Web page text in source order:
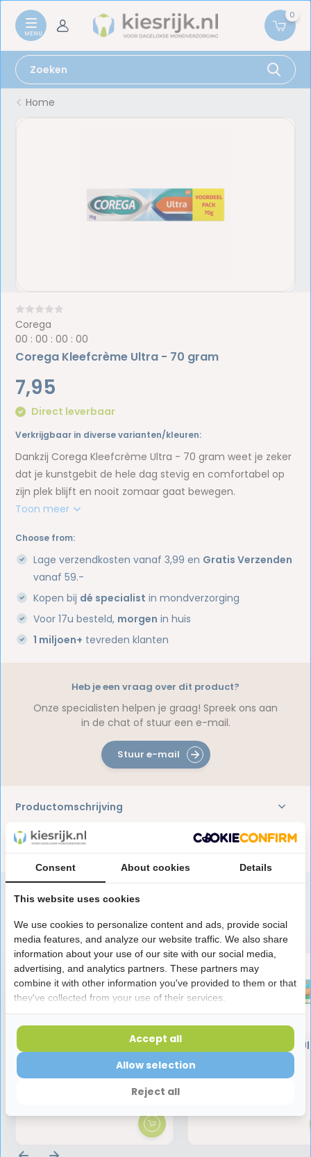
0
Home
Corega
00 :00 :00 :00
Corega Kleefcrème Ultra - 70 gram
7,95
Direct leverbaar
Verkrijgbaar in diverse varianten/kleuren:
Dankzij Corega Kleefcrème Ultra - 70 gram weet je zeker
dat je kunstgebit de hele dag stevig en comfortabel op
zijn plek blijft en nooit zomaar gaat bewegen.
Toon meer
Choose from:
Lage verzendkosten vanaf 3,99 en Gratis Verzenden
vanaf 59.-
Kopen bij dé specialist in mondverzorging
Voor 17u besteld, morgen in huis
1 miljoen+ tevreden klanten
Productomschrijving
Reviews
Heb je een vraag over dit product?
Onze specialisten helpen je graag! Spreek ons aan
in de chat of stuur een e-mail.
Stuur e-mail
Speciaal aanbevolen voor jou
Corega Kleefpasta Free -
40 gram
Corega Kleefpasta
40 gram
Consent About cookies Details
This website uses cookies
We use cookies to personalize content and ads, provide social
media features, and analyze our website traffic. We also share
information about your use of our site with our social media,
advertising, and analytics partners. These partners may
combine it with other information you've provided to them or that
they've collected from your use of their services.
Reject all
Allow selection
Accept all